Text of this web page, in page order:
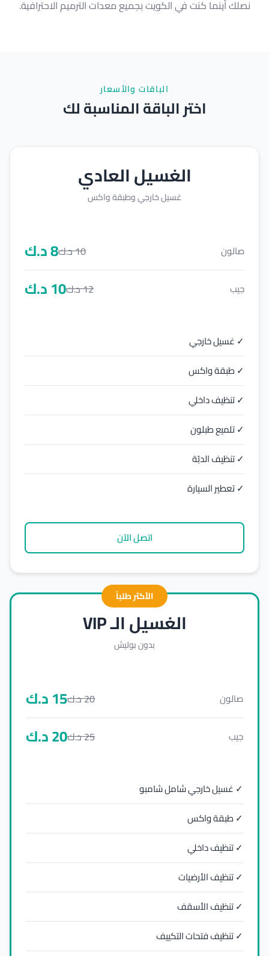
نصلك أينما كنت في الكويت بجميع معدات الترميم الاحترافية.
الباقات والأسعار
اختر الباقة المناسبة لك
الغسيل العادي
غسيل خارجي وطبقة واكس
صالون 10د.ك8د.ك
جيب 12د.ك10د.ك
✓ غسيل خارجي
✓ طبقة واكس
✓ تنظيف داخلي
✓ تلميع طبلون
✓ تنظيف الدبّة
✓ تعطير السيارة
اتصل الآن
الأكثر طلباً
الغسيل الـ VIP
بدون بوليش
صالون 20د.ك15د.ك
جيب 25د.ك20د.ك
✓ غسيل خارجي شامل شامبو
✓ طبقة واكس
✓ تنظيف داخلي
✓ تنظيف الأرضيات
✓ تنظيف الأسقف
✓ تنظيف فتحات التكييف